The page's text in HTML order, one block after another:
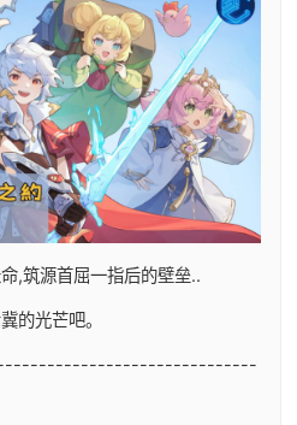
,筑源首屈一指后的壁垒..
的光芒吧。